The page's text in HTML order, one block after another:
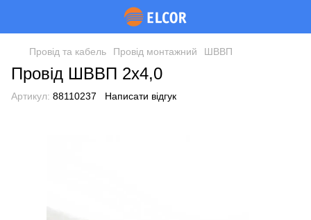
Провід та кабель Провід монтажний ШВВП
Провід ШВВП 2х4,0
Артикул: 88110237 Написати відгук